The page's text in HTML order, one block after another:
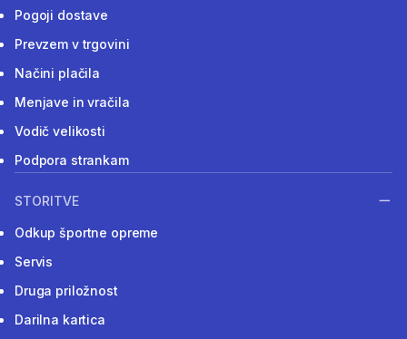
Pogoji dostave
Prevzem v trgovini
Načini plačila
Menjave in vračila
Vodič velikosti
Podpora strankam
STORITVE
Odkup športne opreme
Servis
Druga priložnost
Darilna kartica